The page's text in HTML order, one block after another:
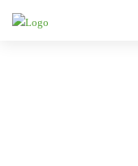
Skip to main content